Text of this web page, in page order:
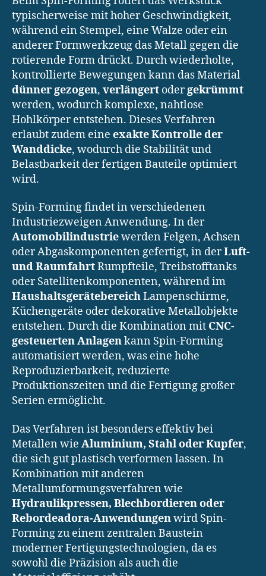
typischerweise mit hoher Geschwindigkeit,
während ein Stempel, eine Walze oder ein
anderer Formwerkzeug das Metall gegen die
rotierende Form drückt. Durch wiederholte,
kontrollierte Bewegungen kann das Material
dünner gezogen, verlängert odergekrümmt
werden, wodurch komplexe, nahtlose
Hohlkörper entstehen. Dieses Verfahren
erlaubt zudem eine exakte Kontrolle der
Wanddicke, wodurch die Stabilität und
Belastbarkeit der fertigen Bauteile optimiert
wird.
Spin-Forming findet in verschiedenen
Industriezweigen Anwendung. In der
Automobilindustriewerden Felgen, Achsen
oder Abgaskomponenten gefertigt, in derLuft-
und RaumfahrtRumpfteile, Treibstofftanks
oder Satellitenkomponenten, während im
HaushaltsgerätebereichLampenschirme,
Küchengeräte oder dekorative Metallobjekte
entstehen. Durch die Kombination mit CNC-
gesteuerten Anlagenkann Spin-Forming
automatisiert werden, was eine hohe
Reproduzierbarkeit, reduzierte
Produktionszeiten und die Fertigung großer
Serien ermöglicht.
Das Verfahren ist besonders effektiv bei
Metallen wie Aluminium, Stahl oder Kupfer,
die sich gut plastisch verformen lassen. In
Kombination mit anderen
Metallumformungsverfahren wie
Hydraulikpressen, Blechbordieren oder
Rebordeadora-Anwendungenwird Spin-
Forming zu einem zentralen Baustein
moderner Fertigungstechnologien, da es
sowohl die Präzision als auch die